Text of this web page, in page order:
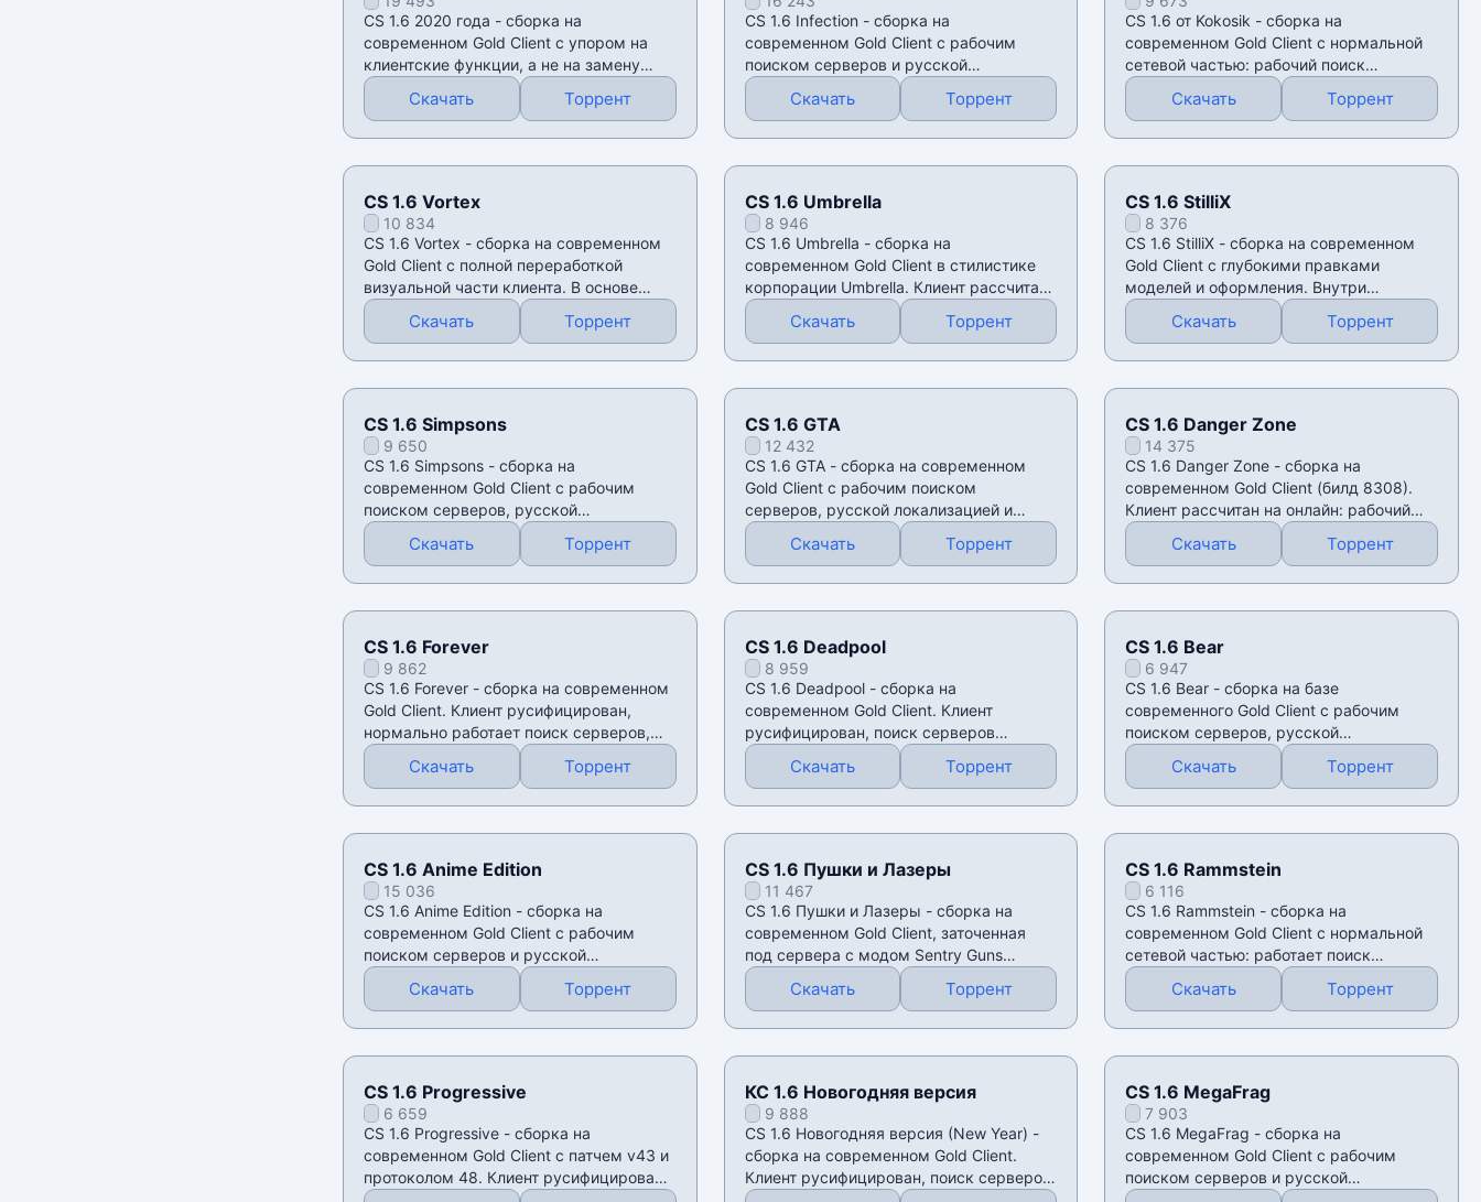
CS 1.6 2020 года - сборка на
современном Gold Client с упором на
клиентские функции, а не на замену
контента. Здесь не
Скачать Торрент
CS 1.6 Infection - сборка на
современном Gold Client с рабочим
поиском серверов и русской
локализацией. По механике
Скачать Торрент
CS 1.6 от Kokosik - сборка на
современном Gold Client с нормальной
сетевой частью: рабочий поиск
серверов, русская
Скачать Торрент
CS 1.6 Vortex
10 834
CS 1.6 Vortex - сборка на современном
Gold Client с полной переработкой
визуальной части клиента. В основе
остаётся
Скачать Торрент
CS 1.6 Umbrella
8 946
CS 1.6 Umbrella - сборка на
современном Gold Client в стилистике
корпорации Umbrella. Клиент рассчитан
на онлайн:
Скачать Торрент
CS 1.6 StilliX
8 376
CS 1.6 StilliX - сборка на современном
Gold Client с глубокими правками
моделей и оформления. Внутри
изменены модели
Скачать Торрент
CS 1.6 Simpsons
9 650
CS 1.6 Simpsons - сборка на
современном Gold Client с рабочим
поиском серверов, русской
локализацией и поддержкой игры
Скачать Торрент
CS 1.6 GTA
12 432
CS 1.6 GTA - сборка на современном
Gold Client с рабочим поиском
серверов, русской локализацией и
поддержкой игры с
Скачать Торрент
CS 1.6 Danger Zone
14 375
CS 1.6 Danger Zone - сборка на
современном Gold Client (билд 8308).
Клиент рассчитан на онлайн: рабочий
поиск
Скачать Торрент
CS 1.6 Forever
9 862
CS 1.6 Forever - сборка на современном
Gold Client. Клиент русифицирован,
нормально работает поиск серверов,
есть
Скачать Торрент
CS 1.6 Deadpool
8 959
CS 1.6 Deadpool - сборка на
современном Gold Client. Клиент
русифицирован, поиск серверов
работает через встроенный
Скачать Торрент
CS 1.6 Bear
6 947
CS 1.6 Bear - сборка на базе
современного Gold Client с рабочим
поиском серверов, русской
локализацией и поддержкой
Скачать Торрент
CS 1.6 Anime Edition
15 036
CS 1.6 Anime Edition - сборка на
современном Gold Client с рабочим
поиском серверов и русской
локализацией. Клиент
Скачать Торрент
CS 1.6 Пушки и Лазеры
11 467
CS 1.6 Пушки и Лазеры - сборка на
современном Gold Client, заточенная
под сервера с модом Sentry Guns
(турели/пушки) и
Скачать Торрент
CS 1.6 Rammstein
6 116
CS 1.6 Rammstein - сборка на
современном Gold Client с нормальной
сетевой частью: работает поиск
серверов, есть
Скачать Торрент
CS 1.6 Progressive
6 659
CS 1.6 Progressive - сборка на
современном Gold Client с патчем v43 и
протоколом 48. Клиент русифицирован:
КС 1.6 Новогодняя версия
9 888
CS 1.6 Новогодняя версия (New Year) -
сборка на современном Gold Client.
Клиент русифицирован, поиск серверов
CS 1.6 MegaFrag
7 903
CS 1.6 MegaFrag - сборка на
современном Gold Client с рабочим
поиском серверов и русской